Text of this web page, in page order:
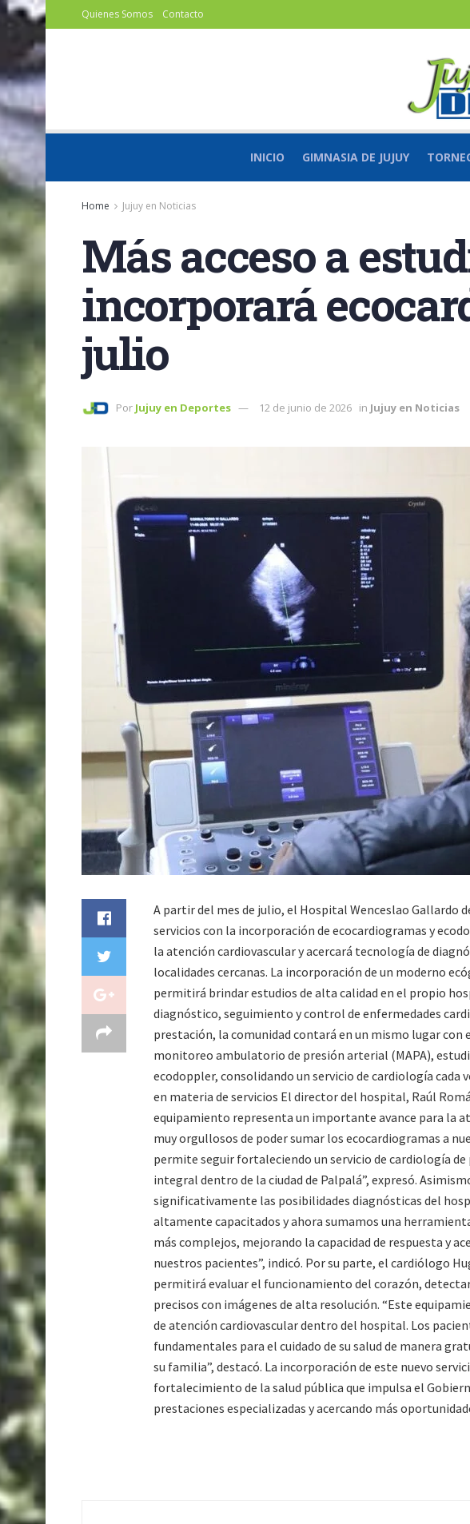
Quienes Somos Contacto
INICIO GIMNASIA DE JUJUY
Home Jujuy en Noticias
Más acceso a
incorporará
julio
Por Jujuy en Deportes 12 de junio de 2026 in Jujuy en Noticias
A partir del mes de julio, el Hospital Wenceslao Gallardo
servicios con la incorporación de ecocardiogramas y
la atención cardiovascular y acercará tecnología de
localidades cercanas. La incorporación de un moderno
permitirá brindar estudios de alta calidad en el propio
diagnóstico, seguimiento y control de enfermedades
prestación, la comunidad contará en un mismo lugar
monitoreo ambulatorio de presión arterial (MAPA),
ecodoppler, consolidando un servicio de cardiología cada
en materia de servicios El director del hospital, Raúl
equipamiento representa un importante avance para la
muy orgullosos de poder sumar los ecocardiogramas a
permite seguir fortaleciendo un servicio de cardiología
integral dentro de la ciudad de Palpalá”, expresó.
significativamente las posibilidades diagnósticas del
altamente capacitados y ahora sumamos una
más complejos, mejorando la capacidad de respuesta y
nuestros pacientes”, indicó. Por su parte, el cardiólogo
permitirá evaluar el funcionamiento del corazón,
precisos con imágenes de alta resolución. “Este
de atención cardiovascular dentro del hospital. Los
fundamentales para el cuidado de su salud de manera
su familia”, destacó. La incorporación de este nuevo
fortalecimiento de la salud pública que impulsa el
prestaciones especializadas y acercando más